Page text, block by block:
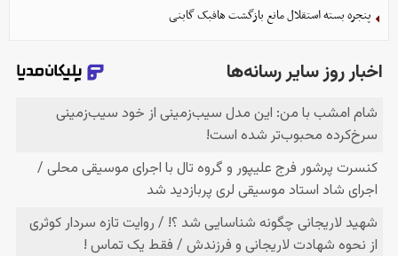
پنجره بسته استقلال مانع بازگشت هافبک گابنی